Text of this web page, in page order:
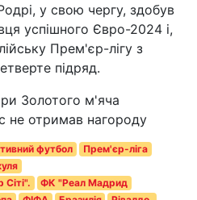
у свою чергу, здобув
успішного Євро-2024 і,
Прем'єр-лігу з
підряд.
Золотого м'яча
не отримав нагороду
футбол
Прем'єр-ліга
ФК "Реал Мадрид